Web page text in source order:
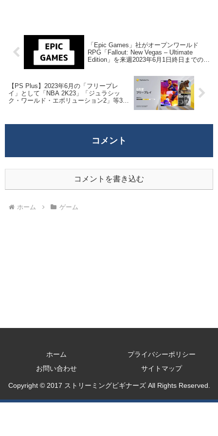
「Epic Games」社がオープンワールド
RPG「Fallout: New Vegas – Ultimate
Edition」を来週2023年6月1日終日までの期
【PS Plus】2023年6月の「フリープレ
イ」として「NBA 2K23」「ジュラシッ
ク・ワールド・エボリューション2」等3タ
コメント
コメントを書き込む
ホーム ゲーム
ホーム
プライバシーポリシー
お問い合わせ
サイトマップ
Copyright © 2017 ストリーミングビギナーズ All Rights Reserved.